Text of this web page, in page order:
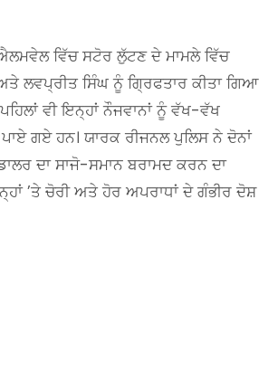
ਵਿੱਚ ਸਟੋਰ ਲੁੱਟਣ ਦੇ ਮਾਮਲੇ ਵਿੱਚ
ਲਵਪ੍ਰੀਤ ਸਿੰਘ ਨੂੰ ਗ੍ਰਿਫਤਾਰ ਕੀਤਾ ਗਿਆ
ਵੀ ਇਨ੍ਹਾਂ ਨੌਜਵਾਨਾਂ ਨੂੰ ਵੱਖ-ਵੱਖ
ਪਾਏ ਗਏ ਹਨ। ਯਾਰਕ ਰੀਜਨਲ ਪੁਲਿਸ ਨੇ ਦੋਨਾਂ
ਦਾ ਸਾਜੋ-ਸਮਾਨ ਬਰਾਮਦ ਕਰਨ ਦਾ
’ਤੇ ਚੋਰੀ ਅਤੇ ਹੋਰ ਅਪਰਾਧਾਂ ਦੇ ਗੰਭੀਰ ਦੋਸ਼